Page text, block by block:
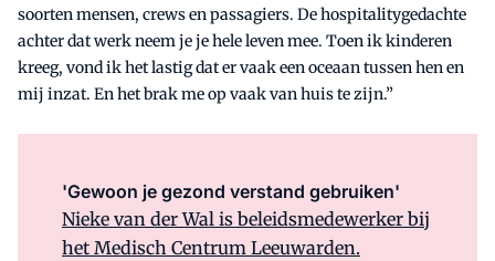
soorten mensen, crews en passagiers. De hospitalitygedachte
achter dat werk neem je je hele leven mee. Toen ik kinderen
kreeg, vond ik het lastig dat er vaak een oceaan tussen hen en
mij inzat. En het brak me op vaak van huis te zijn.”
'Gewoon je gezond verstand gebruiken'
Nieke van der Wal is beleidsmedewerker bij
het Medisch Centrum Leeuwarden.